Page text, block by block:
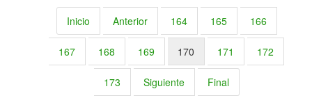
Inicio Anterior 164 165 166
167 168 169 170 171 172
173 Siguiente Final